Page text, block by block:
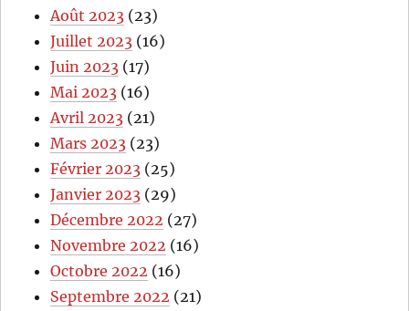
Août 2023 (23)
Juillet 2023 (16)
Juin 2023 (17)
Mai 2023 (16)
Avril 2023 (21)
Mars 2023 (23)
Février 2023 (25)
Janvier 2023 (29)
Décembre 2022 (27)
Novembre 2022 (16)
Octobre 2022 (16)
Septembre 2022 (21)